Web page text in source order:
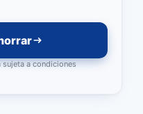
sujeta a condiciones